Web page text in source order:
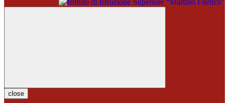
close